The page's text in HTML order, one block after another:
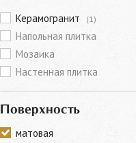
Керамогранит (1)
Напольная плитка
Мозаика
Настенная плитка
Поверхность
матовая